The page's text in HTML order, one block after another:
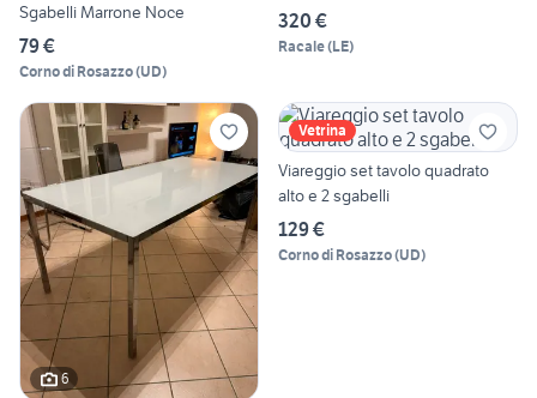
Sgabelli Marrone Noce
79 €
Corno di Rosazzo(UD)
320 €
Racale(LE)
6
Vetrina
Viareggio set tavolo quadrato
alto e 2 sgabelli
129 €
Corno di Rosazzo(UD)